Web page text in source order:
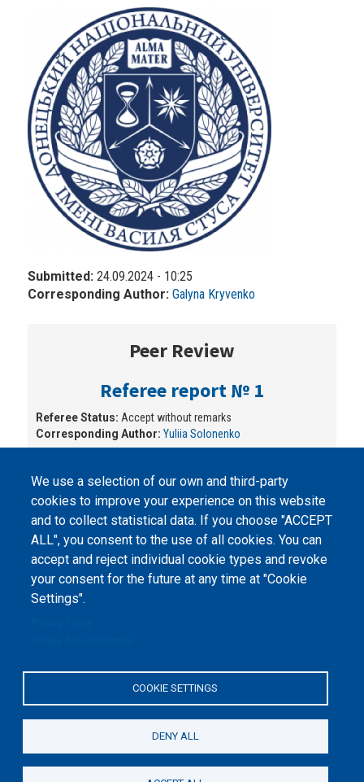
Submitted: 24.09.2024 - 10:25
Corresponding Author: Galyna Kryvenko
Peer Review
Referee report № 1
Referee Status: Accept without remarks
Corresponding Author: Yuliia Solonenko
We use a selection of our own and third-party
cookies to improve your experience on this website
and to collect statistical data. If you choose "ACCEPT
ALL", you consent to the use of all cookies. You can
accept and reject individual cookie types and revoke
your consent for the future at any time at "Cookie
Settings".
COOKIE SETTINGS
DENY ALL
Peers International, the open peer review platfrom,
2023-2026. |Cookie Settings.
The website content is published under
"Peers International" was
Programme of the European Union within the OPTIMA project (618940-EPP-
1-2020-1-UA-EPPKA2-CBHE-JP). The European Commission's support for the
contents, which reflect the views only of the authors, and the Commission
cannot be held responsible for any use which may be made of the
information contained therein.